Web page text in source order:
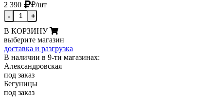
2 390
₽/шт
- +
В КОРЗИНУ
выберите магазин
доставка и разгрузка
В наличии в 9-ти магазинах:
Александровская
под заказ
Бегуницы
под заказ